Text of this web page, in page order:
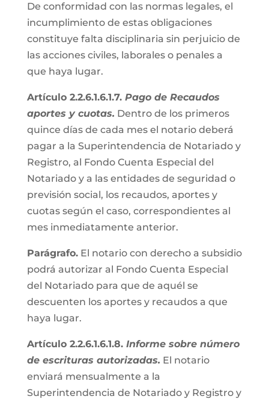
De conformidad con las normas legales, el
incumplimiento de estas obligaciones
constituye falta disciplinaria sin perjuicio de
las acciones civiles, laborales o penales a
que haya lugar.
Artículo 2.2.6.1.6.1.7. Pago de Recaudos
aportes y cuotas. Dentro de los primeros
quince días de cada mes el notario deberá
pagar a la Superintendencia de Notariado y
Registro, al Fondo Cuenta Especial del
Notariado y a las entidades de seguridad o
previsión social, los recaudos, aportes y
cuotas según el caso, correspondientes al
mes inmediatamente anterior.
Parágrafo.El notario con derecho a subsidio
podrá autorizar al Fondo Cuenta Especial
del Notariado para que de aquél se
descuenten los aportes y recaudos a que
haya lugar.
Artículo 2.2.6.1.6.1.8. Informe sobre número
de escrituras autorizadas. El notario
enviará mensualmente a la
Superintendencia de Notariado y Registro y